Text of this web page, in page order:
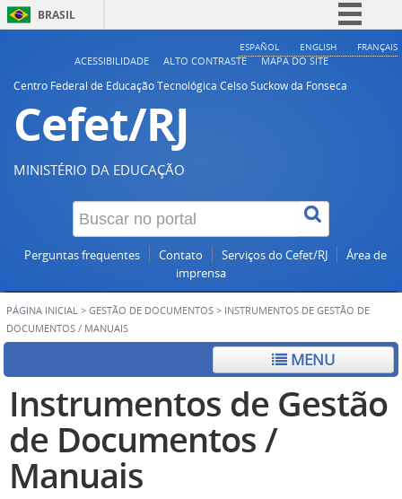
BRASIL
Simplifique!
ESPAÑOL ENGLISH FRANÇAIS
ACESSIBILIDADE ALTO CONTRASTE
MAPA DO SITE
Centro Federal de Educação Tecnológica Celso Suckow da Fonseca
Cefet/RJ
MINISTÉRIO DA EDUCAÇÃO
Perguntas frequentes Contato Serviços do Cefet/RJ
Área de
imprensa
PÁGINA INICIAL > GESTÃO DE DOCUMENTOS > INSTRUMENTOS DE GESTÃO DE
DOCUMENTOS / MANUAIS
MENU
Instrumentos de Gestão
de Documentos /
Manuais